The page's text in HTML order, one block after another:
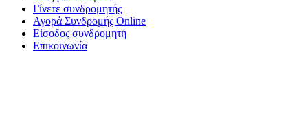
Γίνετε συνδρομητής
Αγορά Συνδρομής Online
Είσοδος συνδρομητή
Επικοινωνία